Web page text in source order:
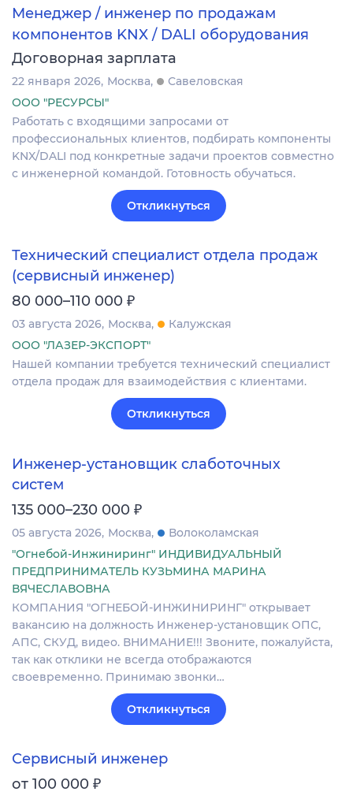
Менеджер / инженер по продажам
компонентов KNX / DALI оборудования
Договорная зарплата
22 января 2026 Москва
Савеловская
ООО "РЕСУРСЫ"
Работать с входящими запросами от
профессиональных клиентов, подбирать компоненты
KNX/DALI под конкретные задачи проектов совместно
с инженерной командой. Готовность обучаться.
Откликнуться
Технический специалист отдела продаж
(сервисный инженер)
80 000–110 000 ₽
03 августа 2026 Москва
Калужская
ООО "ЛАЗЕР-ЭКСПОРТ"
Нашей компании требуется технический специалист
отдела продаж для взаимодействия с клиентами.
Откликнуться
Инженер-установщик слаботочных
систем
135 000–230 000 ₽
05 августа 2026 Москва
Волоколамская
"Огнебой-Инжиниринг" ИНДИВИДУАЛЬНЫЙ
ПРЕДПРИНИМАТЕЛЬ КУЗЬМИНА МАРИНА
ВЯЧЕСЛАВОВНА
КОМПАНИЯ "ОГНЕБОЙ-ИНЖИНИРИНГ" открывает
вакансию на должность Инженер-установщик ОПС,
АПС, СКУД, видео. ВНИМАНИЕ!!! Звоните, пожалуйста,
так как отклики не всегда отображаются
своевременно. Принимаю звонки…
Откликнуться
Сервисный инженер
от 100 000 ₽